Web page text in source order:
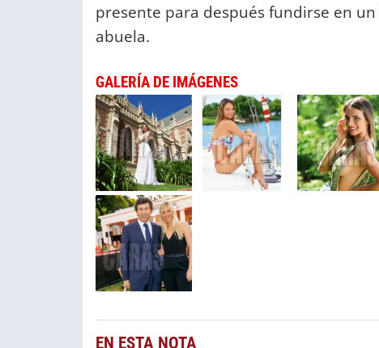
presente para después fundirse en
abuela.
GALERÍA DE IMÁGENES
EN ESTA NOTA